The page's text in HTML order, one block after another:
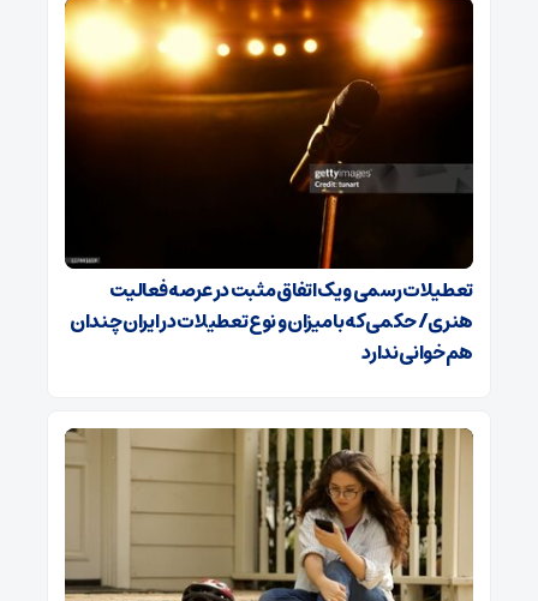
تعطیلات رسمی و یک اتفاق مثبت در عرصه فعالیت
هنری/ حکمی که با میزان و نوع تعطیلات در ایران چندان
هم‌خوانی ندارد